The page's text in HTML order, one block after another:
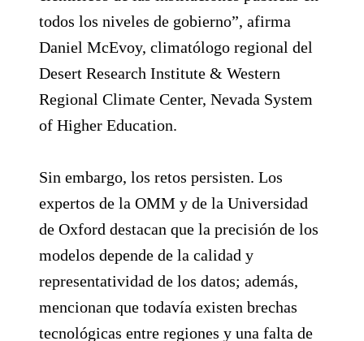
todos los niveles de gobierno”, afirma
Daniel McEvoy, climatólogo regional del
Desert Research Institute & Western
Regional Climate Center, Nevada System
of Higher Education.
Sin embargo, los retos persisten. Los
expertos de la OMM y de la Universidad
de Oxford destacan que la precisión de los
modelos depende de la calidad y
representatividad de los datos; además,
mencionan que todavía existen brechas
tecnológicas entre regiones y una falta de